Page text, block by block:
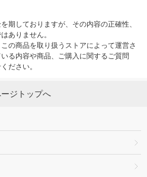
期しておりますが、その内容の正確性、
ありません。
の商品を取り扱うストアによって運営さ
る内容や商品、ご購入に関するご質問
ださい。
ジトップへ